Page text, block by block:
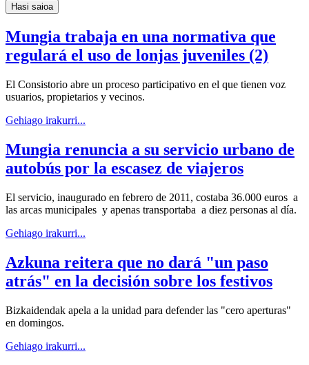
Hasi saioa
Mungia trabaja en una normativa que
regulará el uso de lonjas juveniles (2)
El Consistorio abre un proceso participativo en el que tienen voz
usuarios, propietarios y vecinos.
Gehiago irakurri...
Mungia renuncia a su servicio urbano de
autobús por la escasez de viajeros
El servicio, inaugurado en febrero de 2011, costaba 36.000 euros a
las arcas municipales y apenas transportaba a diez personas al día.
Gehiago irakurri...
Azkuna reitera que no dará "un paso
atrás" en la decisión sobre los festivos
Bizkaidendak apela a la unidad para defender las "cero aperturas"
en domingos.
Gehiago irakurri...